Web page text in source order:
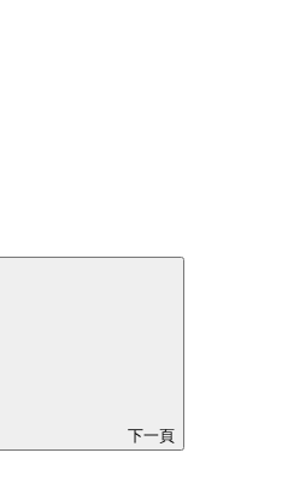
下一頁